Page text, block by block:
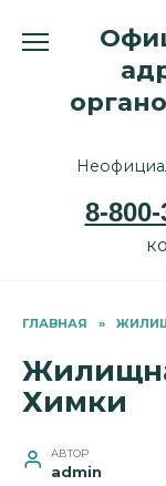
8-
ГЛАВНАЯ »
Химки
АВТОР
admin